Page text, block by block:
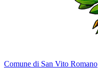
Comune di San Vito Romano